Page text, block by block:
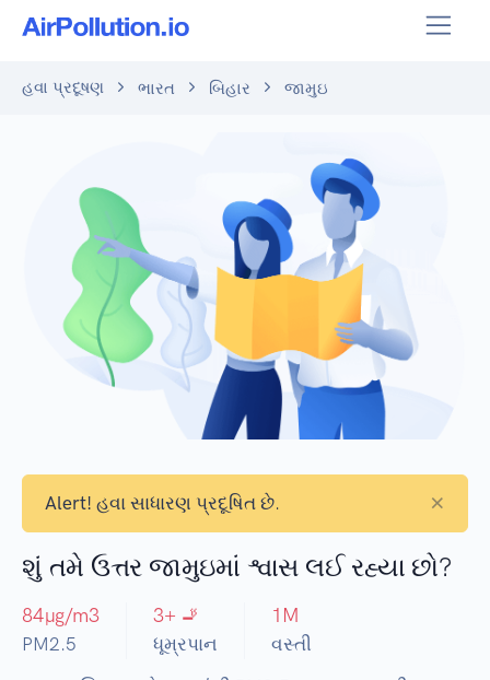
હવા પ્રદૂષણ ભારત બિહાર જામુઇ
Alert! હવા સાધારણ પ્રદૂષિત છે. ×
શું તમે ઉત્તર જામુઇમાં શ્વાસ લઈ રહ્યા છો?
84µg/m3
PM2.5
3+ 🚬
ધૂમ્રપાન
1 M
વસ્તી